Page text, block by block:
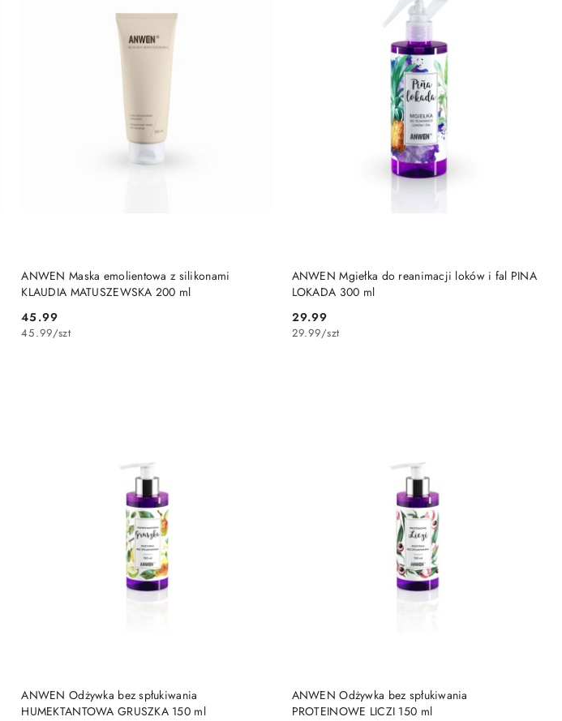
ANWEN Maska emolientowa z silikonami
KLAUDIA MATUSZEWSKA 200 ml
Cena:
45.99
45.99/szt
DO KOSZYKA
ANWEN Mgiełka do reanimacji loków i fal PINA
LOKADA 300 ml
Cena:
29.99
29.99/szt
DO KOSZYKA
ANWEN Odżywka bez spłukiwania
HUMEKTANTOWA GRUSZKA 150 ml
DO KOSZYKA
ANWEN Odżywka bez spłukiwania
PROTEINOWE LICZI 150 ml
DO KOSZYKA